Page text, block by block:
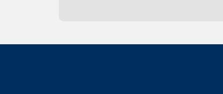
Consultoria de Imóveis, mais de 37